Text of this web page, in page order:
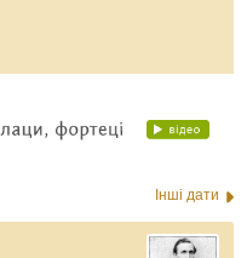
Інші дати